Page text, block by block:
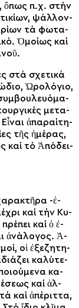
ὅ­πως π.χ. στήν
ψάλ­λον­
τά φω­τα­
Ὁ­μοί­ως καί
στά σχε­τι­κά
Ὡ­ρο­λό­γιο,
με­τα­
ἀπα­ραί­τη­
τῆς ἡ­μέ­ρας,
καί τό Ἀ­πό­δει­
-ἐ­
καί τήν Κυ­
καί ὁ ἐ­
ἀ­νά­λο­γος. Ἀ­
οἱ ἐ­ξε­ζη­τη­
κα­λύ­τε­
κα­
καί ἀλ­
καί ἀ­πέ­ριτ­τα,